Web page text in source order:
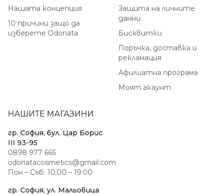
Нашата концепция
10 причини защо да
изберете Odonata
Защита на личните
данни
Бисквитки
Поръчка, доставка и
рекламация
Афилиатна програма
Моят акаунт
НАШИТЕ МАГАЗИНИ
гр. София, бул. Цар Борис
III 93-95
0898 977 665
odonatacosmetics@gmail.com
Пон – Съб: 10:00 – 19:00
гр. София, ул. Мальовица